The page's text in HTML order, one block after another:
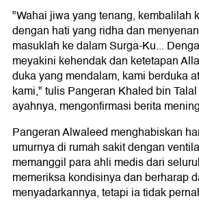
"Wahai jiwa yang tenang, kembalilah
dengan hati yang ridha dan
masuklah ke dalam Surga-Ku...
meyakini kehendak dan ketetapan
duka yang mendalam, kami berduka
kami," tulis Pangeran Khaled bin
ayahnya, mengonfirmasi berita
Pangeran Alwaleed menghabiskan
umurnya di rumah sakit dengan
memanggil para ahli medis dari
memeriksa kondisinya dan berharap
menyadarkannya, tetapi ia tidak